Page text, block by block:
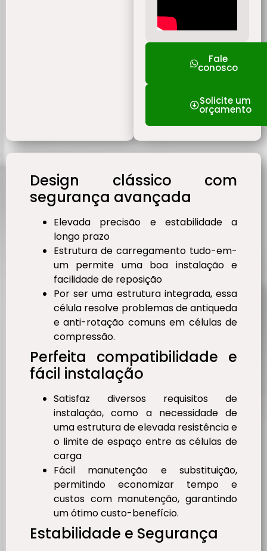
Fale
conosco
Solicite um
orçamento
Design clássico com
segurança avançada
Elevada precisão e estabilidade a
longo prazo
Estrutura de carregamento tudo-em-
um permite uma boa instalação e
facilidade de reposição
Por ser uma estrutura integrada, essa
célula resolve problemas de antiqueda
e anti-rotação comuns em células de
compressão.
Perfeita compatibilidade e
fácil instalação
Satisfaz diversos requisitos de
instalação, como a necessidade de
uma estrutura de elevada resistência e
o limite de espaço entre as células de
carga
Fácil manutenção e substituição,
permitindo economizar tempo e
custos com manutenção, garantindo
um ótimo custo-benefício.
Estabilidade e Segurança